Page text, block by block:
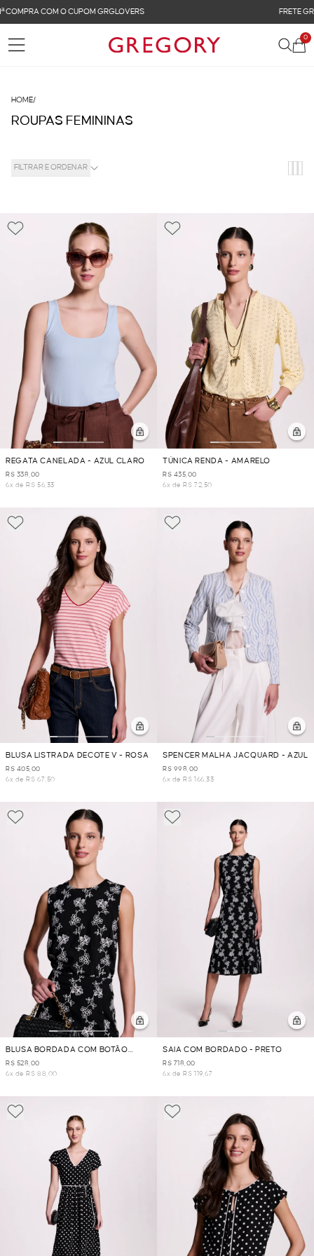
FRETE GRÁTIS NAS COMPRAS ACIMA DE R$ 899
0
HOME/
ROUPAS FEMININAS
FILTRAR E ORDENAR
REGATA CANELADA - AZUL CLARO
R$ 338,00
6x de R$ 56,33
TÚNICA RENDA - AMARELO
R$ 435,00
6x de R$ 72,50
BLUSA LISTRADA DECOTE V - ROSA
R$ 405,00
6x de R$ 67,50
SPENCER MALHA JACQUARD - AZUL
R$ 998,00
6x de R$ 166,33
BLUSA BORDADA COM BOTÃO
COSTAS - PRETO
R$ 528,00
6x de R$ 88,00
SAIA COM BORDADO - PRETO
R$ 718,00
6x de R$ 119,67